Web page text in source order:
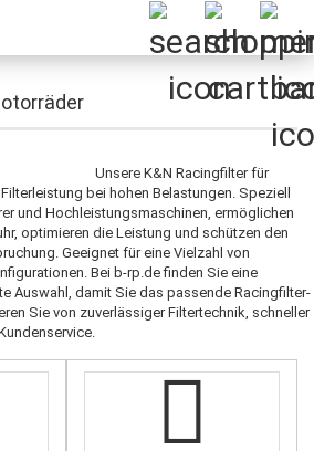
Unsere K&N Racingfilter für
bei hohen Belastungen. Speziell
und Hochleistungsmaschinen, ermöglichen
optimieren die Leistung und schützen den
Geeignet für eine Vielzahl von
Bei b-rp.de finden Sie eine
Auswahl, damit Sie das passende Racingfilter-
Sie von zuverlässiger Filtertechnik, schneller